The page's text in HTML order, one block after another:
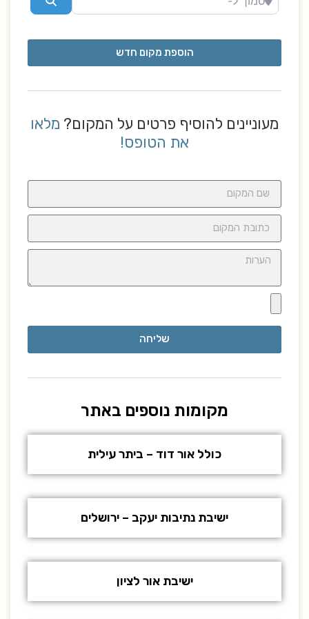
הוספת מקום חדש
מעוניינים להוסיף פרטים על המקום? מלאו
את הטופס!
שליחה
מקומות נוספים באתר
כולל אור דוד – ביתר עילית
ישיבת נתיבות יעקב – ירושלים
ישיבת אור לציון